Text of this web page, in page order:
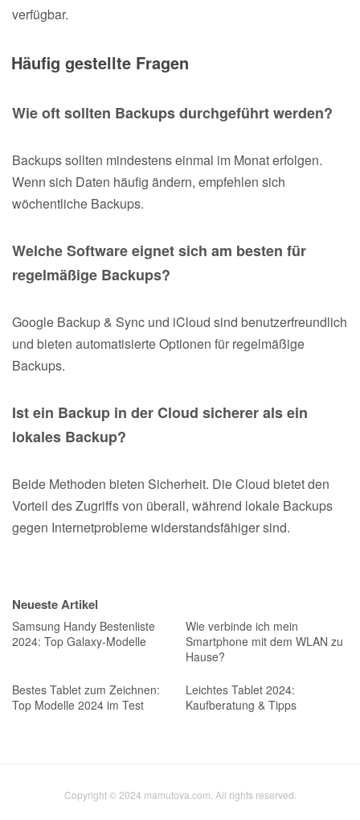
verfügbar.
Häufig gestellte Fragen
Wie oft sollten Backups durchgeführt werden?
Backups sollten mindestens einmal im Monat erfolgen.
Wenn sich Daten häufig ändern, empfehlen sich
wöchentliche Backups.
Welche Software eignet sich am besten für
regelmäßige Backups?
Google Backup & Sync und iCloud sind benutzerfreundlich
und bieten automatisierte Optionen für regelmäßige
Backups.
Ist ein Backup in der Cloud sicherer als ein
lokales Backup?
Beide Methoden bieten Sicherheit. Die Cloud bietet den
Vorteil des Zugriffs von überall, während lokale Backups
gegen Internetprobleme widerstandsfähiger sind.
Neueste Artikel
Samsung Handy Bestenliste
2024: Top Galaxy-Modelle
Wie verbinde ich mein
Smartphone mit dem WLAN zu
Hause?
Bestes Tablet zum Zeichnen:
Top Modelle 2024 im Test
Leichtes Tablet 2024:
Kaufberatung & Tipps
Copyright © 2024 mamutova.com. All rights reserved.